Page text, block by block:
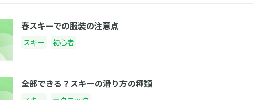
春スキーでの服装の注意点
スキー 初心者
全部できる？スキーの滑り方の種類